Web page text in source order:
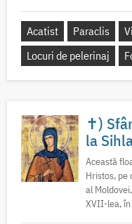
Acatist Paraclis
Locuri de pelerinaj
✝)
la
Această
Hristos, pe
al
XVII-lea, în